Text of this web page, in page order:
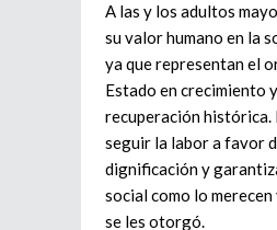
A las y los adultos
su valor humano en la
ya que representan el
Estado en crecimiento
recuperación histórica.
seguir la labor a favor
dignificación y
social como lo merecen
se les otorgó.